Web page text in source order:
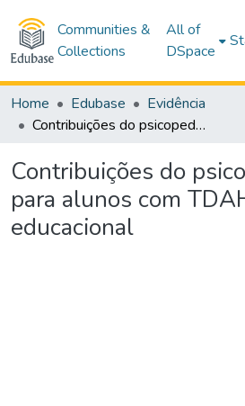
Communities &
Collections
All of
DSpace
Home Edubase
Evidência
Contribuições do psicopedagogo para alunos com TDAH no âmbito educacional
Contribuições do
para alunos com
educacional